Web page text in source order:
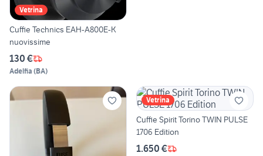
Vetrina
Cuffie Technics EAH-A800E-K
nuovissime
130 €
Adelfia (BA)
Vetrina
Cuffie Spirit Torino TWIN PULSE
1706 Edition
1.650 €